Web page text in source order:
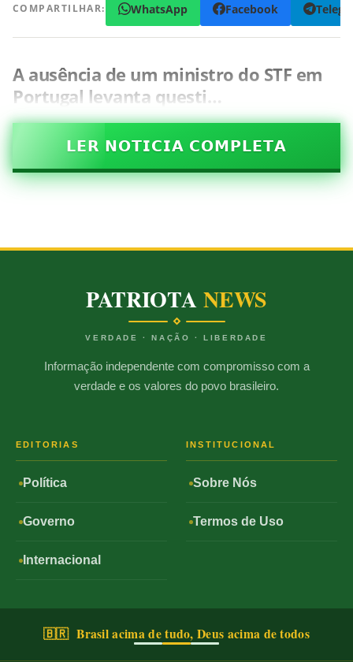
COMPARTILHAR: WhatsApp Facebook
A ausência de um ministro do STF em
Portugal levanta questi…
𝗟𝗘𝗥 𝗡𝗢𝗧𝗜𝗖𝗜𝗔 𝗖𝗢𝗠𝗣𝗟𝗘𝗧𝗔
PATRIOTANEWS
VERDADE · NAÇÃO · LIBERDADE
Informação independente com compromisso com a
verdade e os valores do povo brasileiro.
EDITORIAS
Política
Governo
Internacional
INSTITUCIONAL
Sobre Nós
Termos de Uso
🇧🇷 Brasil acima de tudo, Deus acima de todos